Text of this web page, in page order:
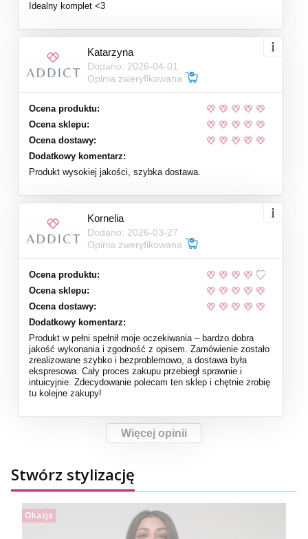
Idealny komplet <3
Katarzyna
Dodano: 2026-04-01
Opinia zweryfikowana
Ocena produktu:
Ocena sklepu:
Ocena dostawy:
Dodatkowy komentarz:
Produkt wysokiej jakości, szybka dostawa.
Kornelia
Dodano: 2026-03-27
Opinia zweryfikowana
Ocena produktu:
Ocena sklepu:
Ocena dostawy:
Dodatkowy komentarz:
Produkt w pełni spełnił moje oczekiwania – bardzo dobra
jakość wykonania i zgodność z opisem. Zamówienie zostało
zrealizowane szybko i bezproblemowo, a dostawa była
ekspresowa. Cały proces zakupu przebiegł sprawnie i
intuicyjnie. Zdecydowanie polecam ten sklep i chętnie zrobię
tu kolejne zakupy!
Więcej opinii
Stwórz stylizację
Okazja